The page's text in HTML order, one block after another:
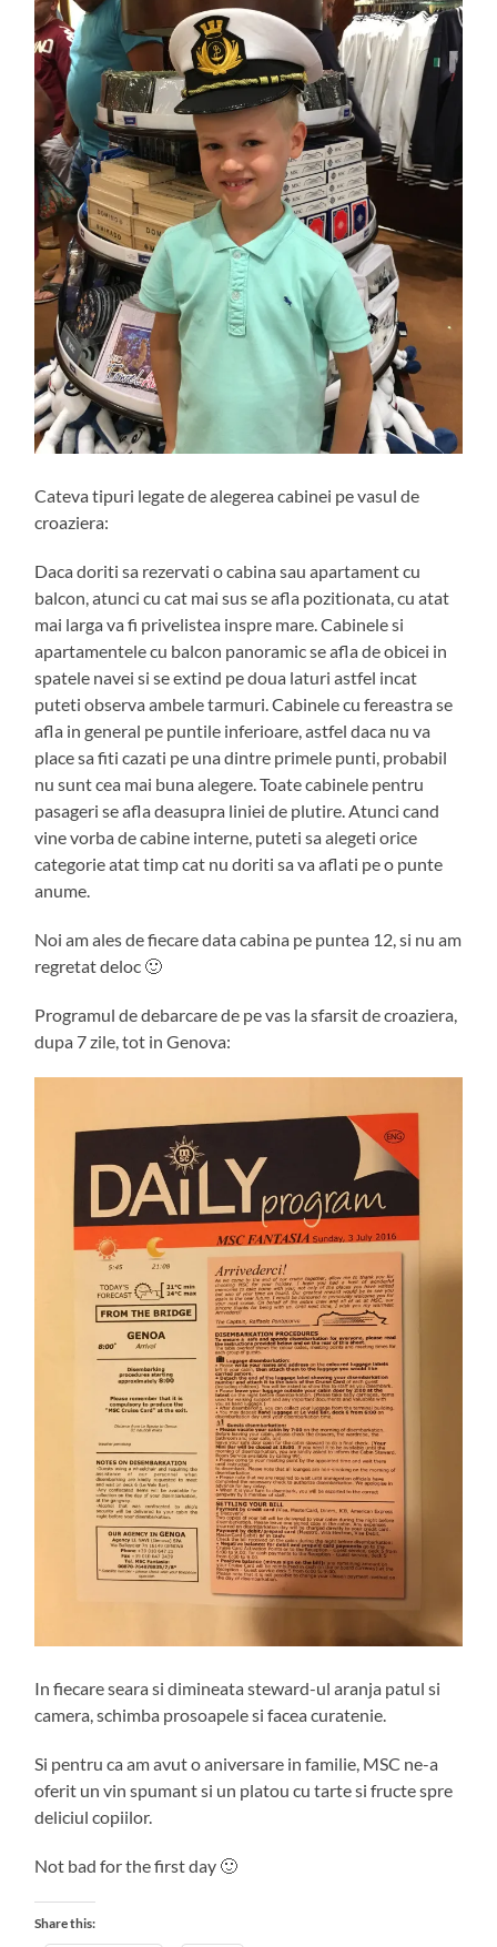
Cateva tipuri legate de alegerea cabinei pe vasul de
croaziera:
Daca doriti sa rezervati o cabina sau apartament cu
balcon, atunci cu cat mai sus se afla pozitionata, cu atat
mai larga va fi privelistea inspre mare. Cabinele si
apartamentele cu balcon panoramic se afla de obicei in
spatele navei si se extind pe doua laturi astfel incat
puteti observa ambele tarmuri. Cabinele cu fereastra se
afla in general pe puntile inferioare, astfel daca nu va
place sa fiti cazati pe una dintre primele punti, probabil
nu sunt cea mai buna alegere. Toate cabinele pentru
pasageri se afla deasupra liniei de plutire. Atunci cand
vine vorba de cabine interne, puteti sa alegeti orice
categorie atat timp cat nu doriti sa va aflati pe o punte
anume.
Noi am ales de fiecare data cabina pe puntea 12, si nu am
regretat deloc 🙂
Programul de debarcare de pe vas la sfarsit de croaziera,
dupa 7 zile, tot in Genova:
In fiecare seara si dimineata steward-ul aranja patul si
camera, schimba prosoapele si facea curatenie.
Si pentru ca am avut o aniversare in familie, MSC ne-a
oferit un vin spumant si un platou cu tarte si fructe spre
deliciul copiilor.
Not bad for the first day 🙂
Share this: